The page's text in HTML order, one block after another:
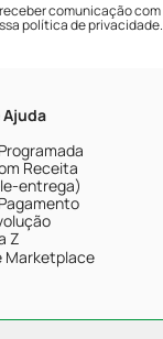
comunicação com
política de privacidade.
Receita
entrega)
Z
Marketplace